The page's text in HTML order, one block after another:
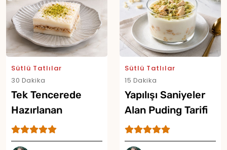
Sütlü Tatlılar
30 Dakika
Tek Tencerede
Hazırlanan
Muhallebili Tatlı
Tarifi
Sütlü Tatlılar
15 Dakika
Yapılışı Saniyeler
Alan Puding Tarifi